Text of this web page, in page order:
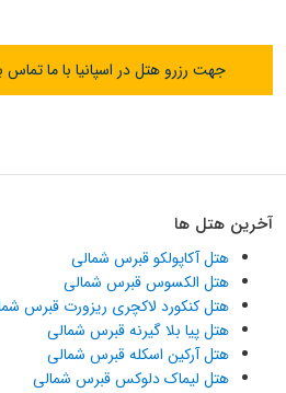
جهت رزرو هتل در اسپانیا با ما تماس
آخرین هتل ها
هتل آکاپولکو قبرس شمالی
هتل الکسوس قبرس شمالی
هتل کنکورد لاکچری ریزورت قبرس
هتل پیا بلا گیرنه قبرس شمالی
هتل آرکین اسکله قبرس شمالی
هتل لیماک دلوکس قبرس شمالی